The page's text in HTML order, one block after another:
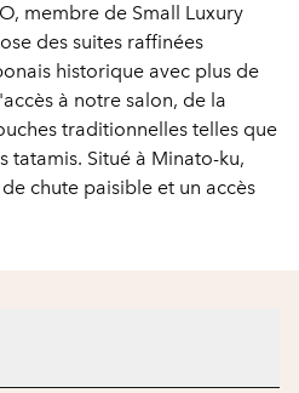
membre de Small Luxury
des suites raffinées
historique avec plus de
à notre salon, de la
traditionnelles telles que
tatamis. Situé à Minato-ku,
chute paisible et un accès